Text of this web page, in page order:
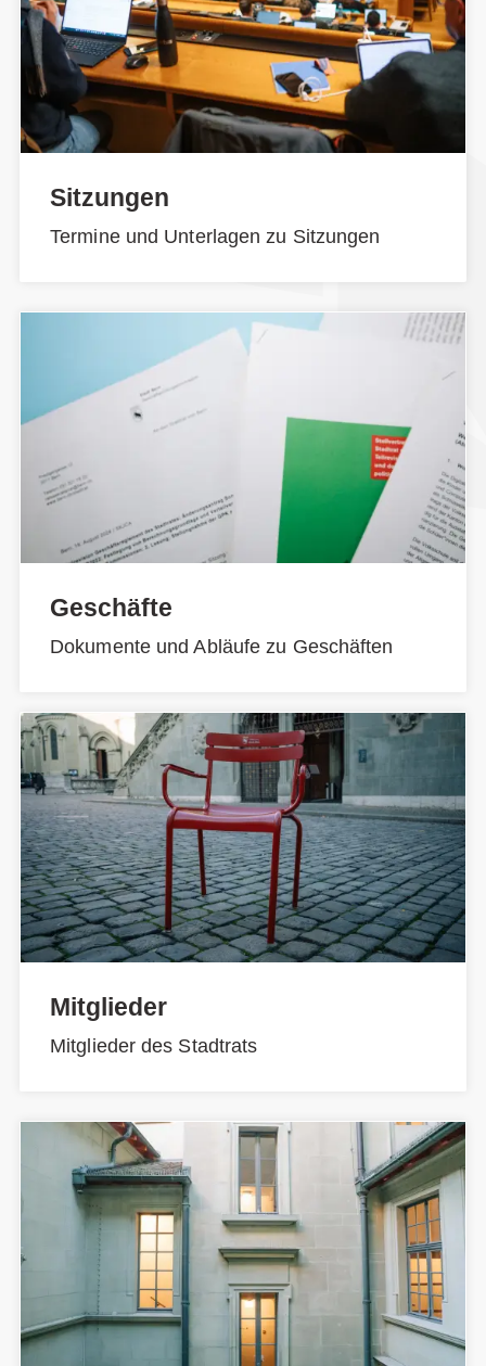
Sitzungen
Termine und Unterlagen zu Sitzungen
Geschäfte
Dokumente und Abläufe zu Geschäften
Mitglieder
Mitglieder des Stadtrats